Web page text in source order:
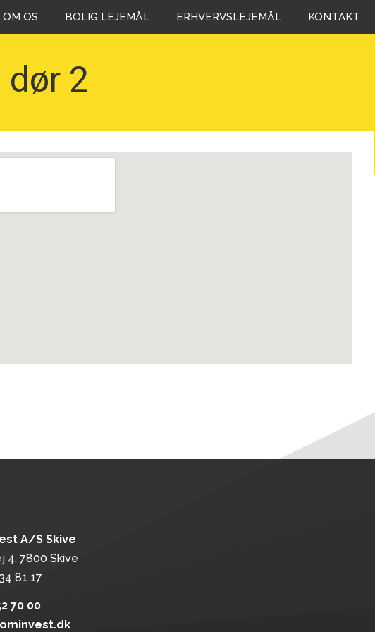
OM OS BOLIG LEJEMÅL ERHVERVSLEJEMÅL KONTAKT
2
A/S Skive
4, 7800 Skive
81 17
70 00